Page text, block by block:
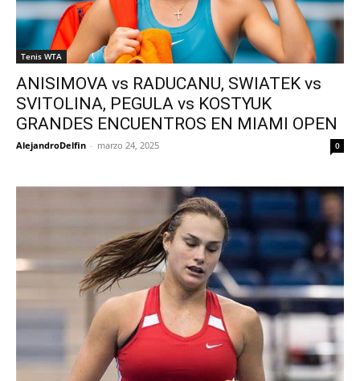
Tenis WTA
ANISIMOVA vs RADUCANU, SWIATEK vs
SVITOLINA, PEGULA vs KOSTYUK
GRANDES ENCUENTROS EN MIAMI OPEN
AlejandroDelfin - marzo 24, 2025 0